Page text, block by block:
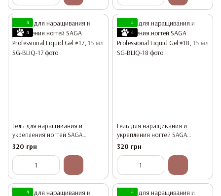
4
4
Гель для наращивания и
укрепления ногтей SAGA
Professional Liquid Gel #17, 15 мл
320 грн
4
4
Гель для наращивания и
укрепления ногтей SAGA
Professional Liquid Gel #18, 15 мл
320 грн
4
4